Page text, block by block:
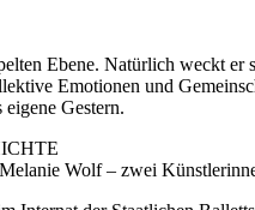
Ebene. Natürlich weckt
Emotionen und
Gestern.
Wolf – zwei